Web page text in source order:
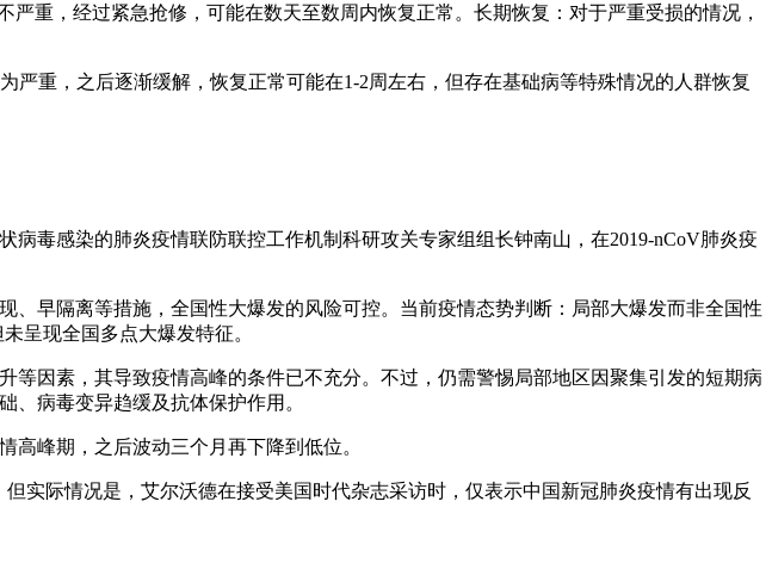
重，经过紧急抢修，可能在数天至数周内恢复正常。长期恢复：对于严重受损的情况，
严重，之后逐渐缓解，恢复正常可能在1-2周左右，但存在基础病等特殊情况的人群恢复
毒感染的肺炎疫情联防联控工作机制科研攻关专家组组长钟南山，在2019-nCoV肺炎疫
早隔离等措施，全国性大爆发的风险可控。当前疫情态势判断：局部大爆发而非全国性
呈现全国多点大爆发特征。
因素，其导致疫情高峰的条件已不充分。不过，仍需警惕局部地区因聚集引发的短期病
、病毒变异趋缓及抗体保护作用。
峰期，之后波动三个月再下降到低位。
实际情况是，艾尔沃德在接受美国时代杂志采访时，仅表示中国新冠肺炎疫情有出现反